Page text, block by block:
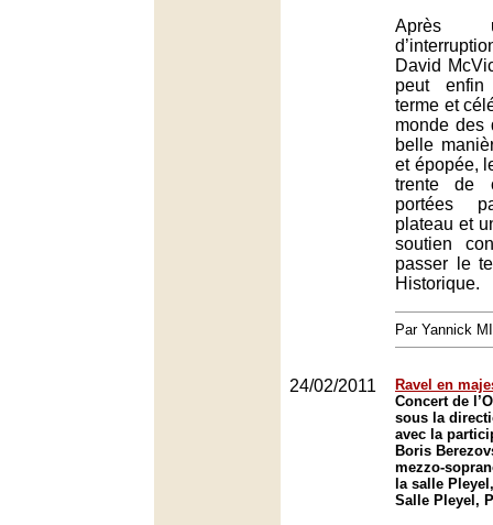
Après
David
peut
terme et
monde des
belle
et épopée,
trente de
portées
plateau et
soutien
passer le
Historique.
Par Yannick
24/02/2011
Ravel en
Concert de
sous la
avec la
Boris
mezzo-
la salle
Salle Pleyel,